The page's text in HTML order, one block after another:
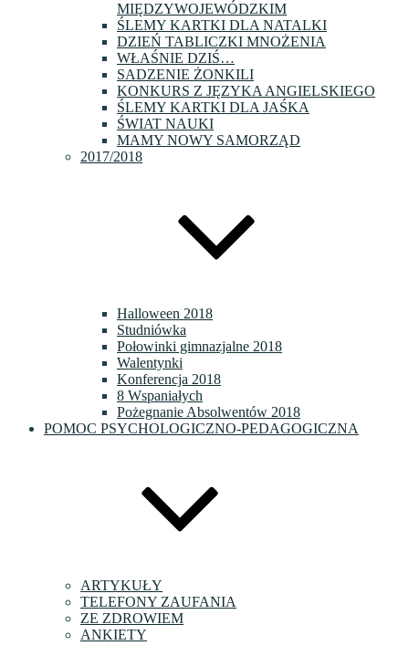
MIĘDZYWOJEWÓDZKIM
ŚLEMY KARTKI DLA NATALKI
DZIEŃ TABLICZKI MNOŻENIA
WŁAŚNIE DZIŚ…
SADZENIE ŻONKILI
KONKURS Z JĘZYKA ANGIELSKIEGO
ŚLEMY KARTKI DLA JAŚKA
ŚWIAT NAUKI
MAMY NOWY SAMORZĄD
2017/2018
Halloween 2018
Studniówka
Połowinki gimnazjalne 2018
Walentynki
Konferencja 2018
8 Wspaniałych
Pożegnanie Absolwentów 2018
POMOC PSYCHOLOGICZNO-PEDAGOGICZNA
ARTYKUŁY
TELEFONY ZAUFANIA
ZE ZDROWIEM
ANKIETY